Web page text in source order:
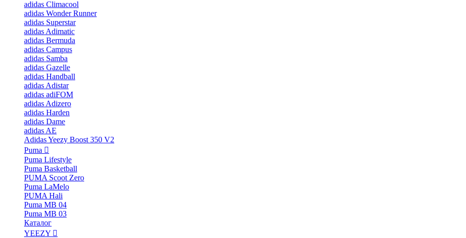
adidas Climacool
adidas Wonder Runner
adidas Superstar
adidas Adimatic
adidas Bermuda
adidas Campus
adidas Samba
adidas Gazelle
adidas Handball
adidas Adistar
adidas adiFOM
adidas Adizero
adidas Harden
adidas Dame
adidas AE
Adidas Yeezy Boost 350 V2
Puma
Puma Lifestyle
Puma Basketball
PUMA Scoot Zero
Puma LaMelo
PUMA Hali
Puma MB 04
Puma MB 03
Каталог
YEEZY